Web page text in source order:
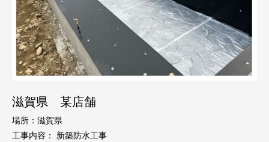
滋賀県 某店舗
場所：滋賀県
工事内容： 新築防水工事